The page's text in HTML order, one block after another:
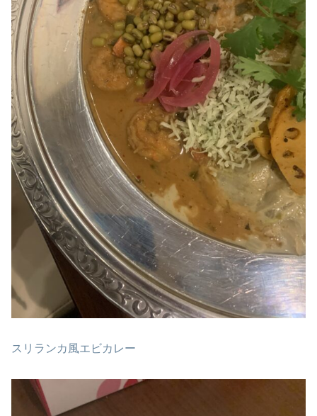
スリランカ風エビカレー